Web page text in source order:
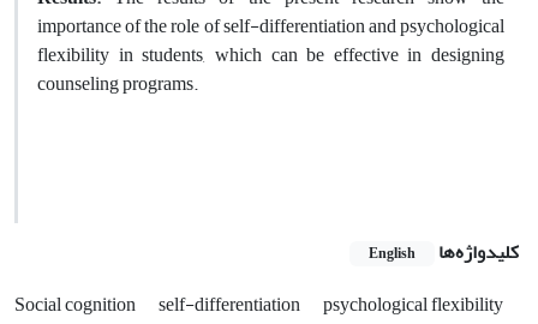
importance of the role of self-differentiation and psychological
flexibility in students, which can be effective in designing
counseling programs.
کلیدواژه‌ها English
Social cognition self-differentiation
psychological flexibility